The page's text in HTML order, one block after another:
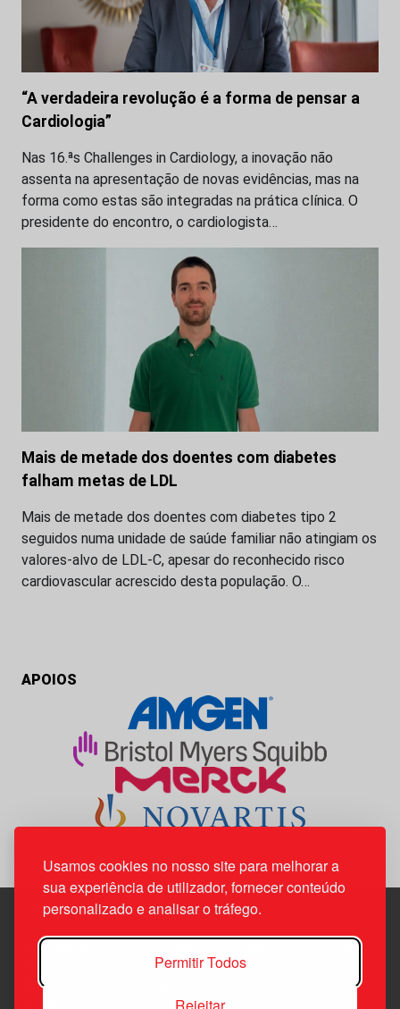
Usamos cookies no nosso site para melhorar a
sua experiência de utilizador, fornecer conteúdo
personalizado e analisar o tráfego.
Permitir Todos
“A verdadeira revolução é a forma de pensar a
Cardiologia”
Nas 16.ªs Challenges in Cardiology, a inovação não
assenta na apresentação de novas evidências, mas na
forma como estas são integradas na prática clínica. O
presidente do encontro, o cardiologista…
Mais de metade dos doentes com diabetes
falham metas de LDL
Mais de metade dos doentes com diabetes tipo 2
seguidos numa unidade de saúde familiar não atingiam os
valores-alvo de LDL-C, apesar do reconhecido risco
cardiovascular acrescido desta população. O…
APOIOS
Edif. Lisboa Oriente | Av. Infante D. Henrique, n.º 333H, esc.
1800-282 Lisboa | Portugal